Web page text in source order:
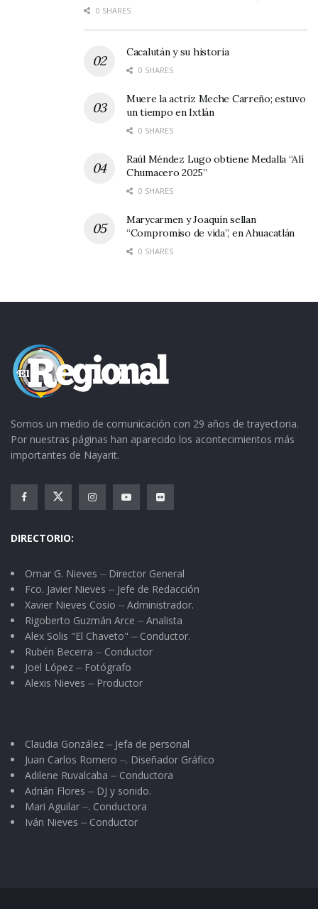
0 SHARES
Cacalután y su historia
0 SHARES
Muere la actriz Meche Carreño; estuvo
un tiempo en Ixtlán
0 SHARES
Raúl Méndez Lugo obtiene Medalla “Alí
Chumacero 2025”
0 SHARES
Marycarmen y Joaquín sellan
“Compromiso de vida”, en Ahuacatlán
0 SHARES
Somos un medio de comunicación con 29 años de trayectoria.
Por nuestras páginas han aparecido los acontecimientos más
importantes de Nayarit.
DIRECTORIO:
Omar G. Nieves ⏤ Director General
Fco. Javier Nieves ⏤ Jefe de Redacción
Xavier Nieves Cosio ⏤ Administrador.
Rigoberto Guzmán Arce ⏤ Analista
Alex Solis "El Chaveto" ⏤ Conductor.
Rubén Becerra ⏤ Conductor
Joel López ⏤ Fotógrafo
Alexis Nieves ⏤ Productor
Claudia González ⏤ Jefa de personal
Juan Carlos Romero ⏤. Diseñador Gráfico
Adilene Ruvalcaba ⏤ Conductora
Adrián Flores ⏤ DJ y sonido.
Mari Aguilar ⏤. Conductora
Iván Nieves ⏤ Conductor